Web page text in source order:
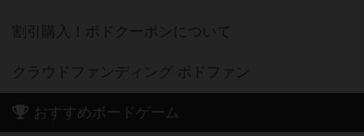
割引購入！ボドクーポンについて
クラウドファンディング ボドファン
おすすめボードゲーム